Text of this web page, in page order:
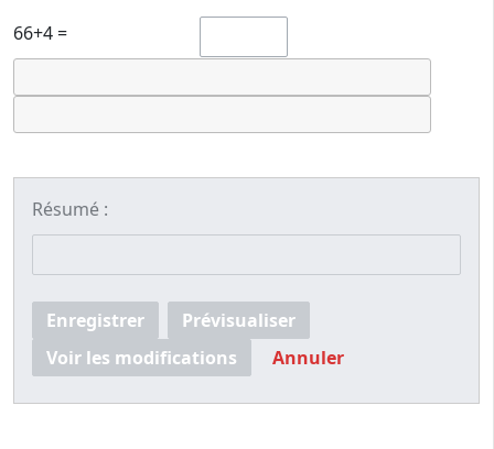
66+4 =
Résumé :
Enregistrer
Prévisualiser
Voir les modifications
Annuler